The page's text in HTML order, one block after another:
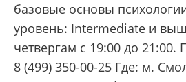
базовые основы
уровень: Intermediate и
четвергам с 19:00 до
8 (499) 350-00-25 Где: м.